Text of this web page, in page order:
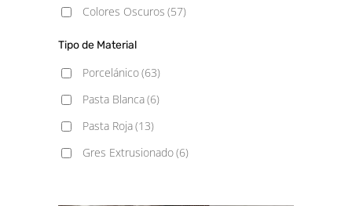
30x60 Pasta Blanca
30x90 (1)
30X150 (5)
30x180 (1)
33.3X33.3(2)
Colores Oscuros (57)
Tipo de Material
Porcelánico(63)
Pasta Blanca(6)
Pasta Roja(13)
Gres Extrusionado(6)